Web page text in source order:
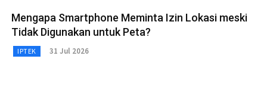
Mengapa Smartphone Meminta Izin Lokasi meski
Tidak Digunakan untuk Peta?
IPTEK 31 Jul 2026